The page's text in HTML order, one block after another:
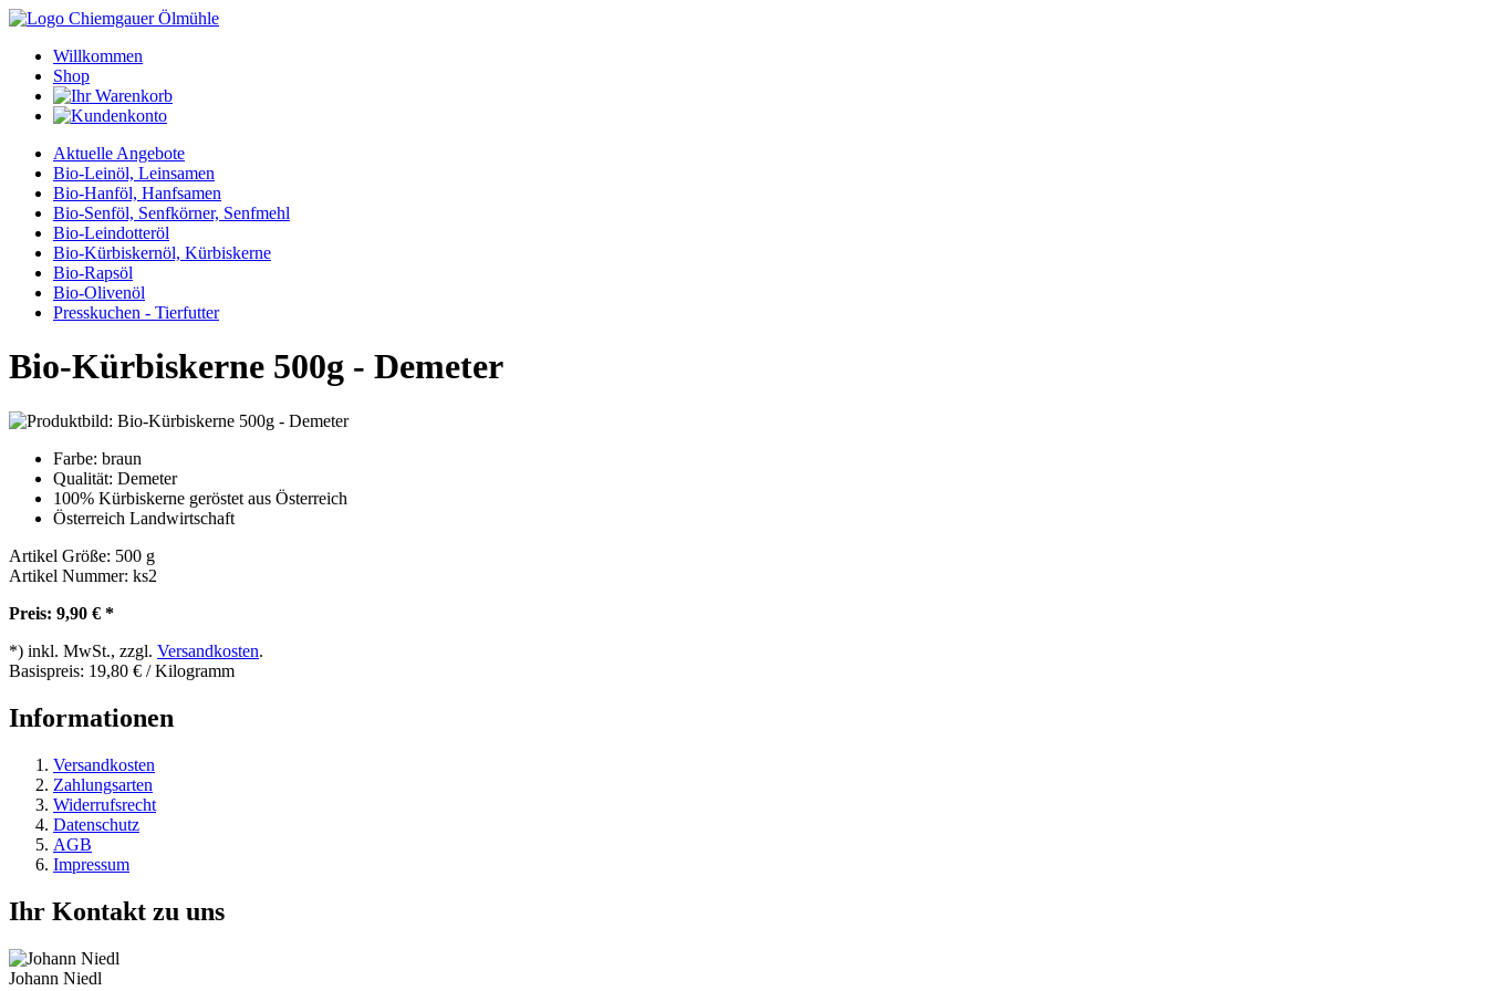
Willkommen
Shop
Aktuelle Angebote
Bio-Leinöl, Leinsamen
Bio-Hanföl, Hanfsamen
Bio-Senföl, Senfkörner, Senfmehl
Bio-Leindotteröl
Bio-Kürbiskernöl, Kürbiskerne
Bio-Rapsöl
Bio-Olivenöl
Presskuchen - Tierfutter
Bio-Kürbiskerne 500g - Demeter
Farbe: braun
Qualität: Demeter
100% Kürbiskerne geröstet aus Österreich
Österreich Landwirtschaft
Artikel Größe: 500 g
Artikel Nummer: ks2
Preis: 9,90 € *
*) inkl. MwSt., zzgl. Versandkosten.
Basispreis: 19,80 € / Kilogramm
Informationen
Versandkosten
Zahlungsarten
Widerrufsrecht
Datenschutz
AGB
Impressum
Ihr Kontakt zu uns
Johann Niedl